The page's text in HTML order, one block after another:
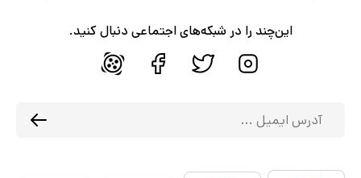
این‌چند را در شبکه‌های اجتماعی دنبال کنید.